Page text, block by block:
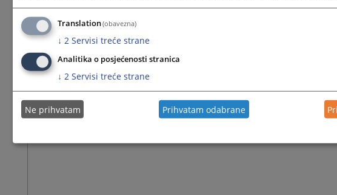
Translation(obavezna)
↓ 2 Servisi treće strane
Analitika o posjećenosti stranica
↓ 2 Servisi treće strane
Ne prihvatam Prihvatam odabrane